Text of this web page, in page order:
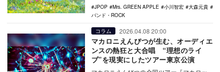
JPOP
Mrs. GREEN APPLE 小川智宏
大森元貴
バンド・ROCK
コラム 2026.04.08 20:00
マカロニえんぴつが生む、オーディエ
ンスの熱狂と大合唱 “理想のライ
ブ”を現実にしたツアー東京公演